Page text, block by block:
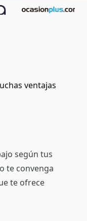
ventajas
según tus
te convenga
te ofrece